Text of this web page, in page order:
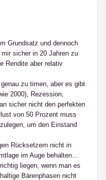
Grundsatz und dennoch
sicher in 20 Jahren zu
Rendite aber relativ
zu timen, aber es gibt
2000), Rezession,
sicher nicht den perfekten
von 50 Prozent muss
um den Einstand
Rücksetzern nicht in
im Auge behalten…
liegen, wenn man es
Bärenphasen nicht